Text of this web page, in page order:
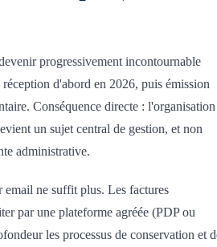
progressivement incontournable
d'abord en 2026, puis émission
Conséquence directe : l'organisation
un sujet central de gestion, et non
administrative.
ne suffit plus. Les factures
par une plateforme agréée (PDP ou
les processus de conservation et